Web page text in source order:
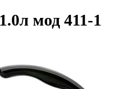
мод 411-1